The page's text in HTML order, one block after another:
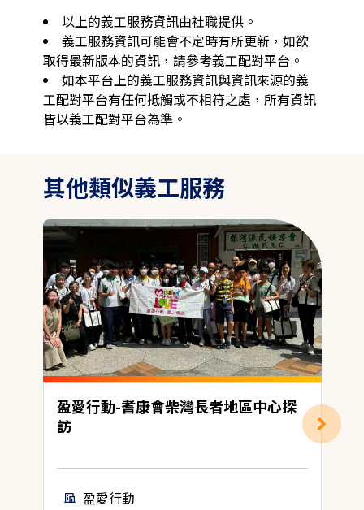
以上的義工服務資訊由社職提供。
義工服務資訊可能會不定時有所更新，如欲
取得最新版本的資訊，請參考義工配對平台。
如本平台上的義工服務資訊與資訊來源的義
工配對平台有任何抵觸或不相符之處，所有資訊
皆以義工配對平台為準。
其他類似義工服務
盈愛行動-耆康會柴灣長者地區中心探
訪
盈愛行動